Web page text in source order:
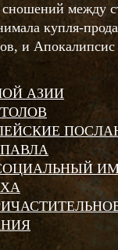
сношений между
купля-
и
АЗИИ